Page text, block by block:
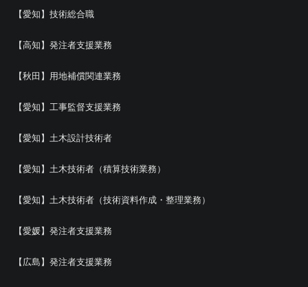
【愛知】技術総合職
【高知】発注者支援業務
【秋田】用地補償関連業務
【愛知】工事監督支援業務
【愛知】土木設計技術者
【愛知】土木技術者（積算技術業務）
【愛知】土木技術者（技術資料作成・整理業務）
【愛媛】発注者支援業務
【広島】発注者支援業務